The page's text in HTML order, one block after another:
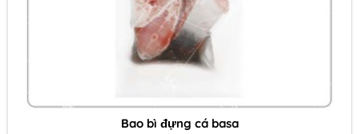
Bao bì đựng cá basa